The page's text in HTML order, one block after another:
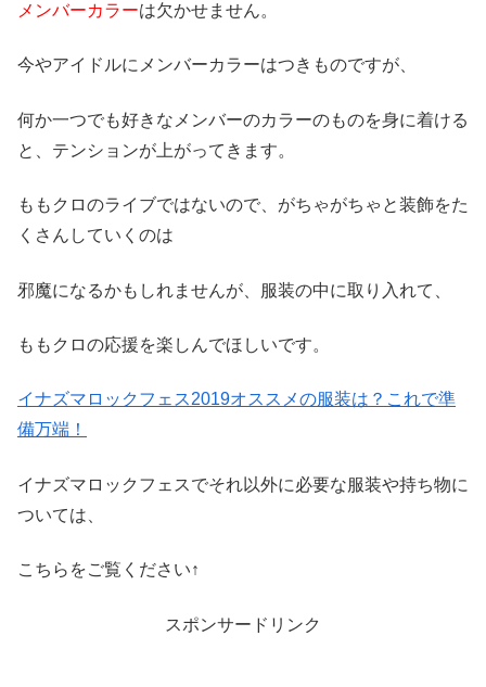
メンバーカラーは欠かせません。
今やアイドルにメンバーカラーはつきものですが、
何か一つでも好きなメンバーのカラーのものを身に着ける
と、テンションが上がってきます。
ももクロのライブではないので、がちゃがちゃと装飾をた
くさんしていくのは
邪魔になるかもしれませんが、服装の中に取り入れて、
ももクロの応援を楽しんでほしいです。
イナズマロックフェス2019オススメの服装は？これで準
備万端！
イナズマロックフェスでそれ以外に必要な服装や持ち物に
ついては、
こちらをご覧ください↑
スポンサードリンク